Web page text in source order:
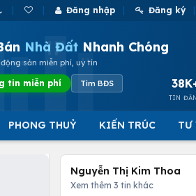
Đăng nhập Đăng ký
Nhà Đất Nhanh Chóng
sản miễn phí, uy tín
tin miễn phí Tìm BĐS
TIN
PHONG THUỶ KIẾN TRÚC TƯ
Nguyễn Thị Kim Thoa
Xem thêm 3 tin khác